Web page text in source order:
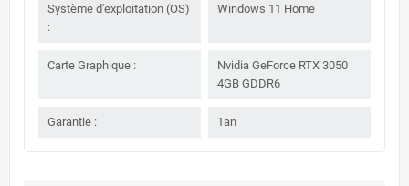
Système d'exploitation (OS)
:
Windows 11 Home
Carte Graphique :
Nvidia GeForce RTX 3050
4GB GDDR6
Garantie : 1an